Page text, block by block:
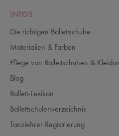
INFOS
Die richtigen Ballettschuhe
Materialien & Farben
Pflege von Ballettschuhen &
Blog
Ballett-Lexikon
Ballettschulenverzeichnis
Tanzlehrer Registrierung